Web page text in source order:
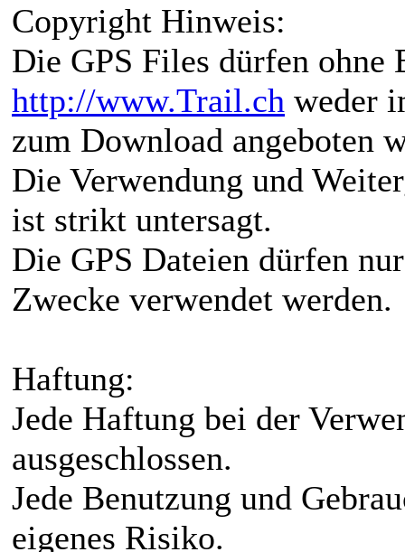
Copyright Hinweis:
Die GPS Files dürfen
http://www.Trail.ch weder
zum Download angeboten
Die Verwendung und
ist strikt untersagt.
Die GPS Dateien dürfen
Zwecke verwendet werden.
Haftung:
Jede Haftung bei der
ausgeschlossen.
Jede Benutzung und
eigenes Risiko.